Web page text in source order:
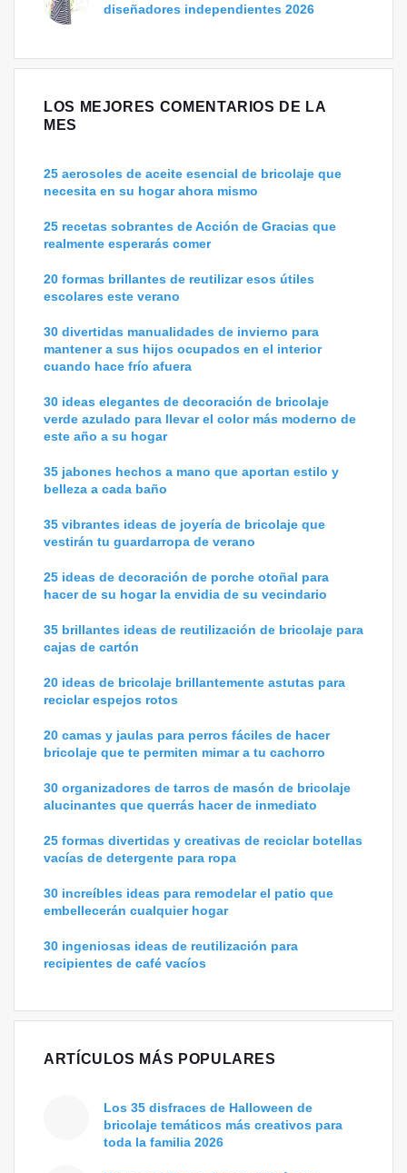
diseñadores independientes 2026
LOS MEJORES COMENTARIOS DE LA
MES
25 aerosoles de aceite esencial de bricolaje que
necesita en su hogar ahora mismo
25 recetas sobrantes de Acción de Gracias que
realmente esperarás comer
20 formas brillantes de reutilizar esos útiles
escolares este verano
30 divertidas manualidades de invierno para
mantener a sus hijos ocupados en el interior
cuando hace frío afuera
30 ideas elegantes de decoración de bricolaje
verde azulado para llevar el color más moderno de
este año a su hogar
35 jabones hechos a mano que aportan estilo y
belleza a cada baño
35 vibrantes ideas de joyería de bricolaje que
vestirán tu guardarropa de verano
25 ideas de decoración de porche otoñal para
hacer de su hogar la envidia de su vecindario
35 brillantes ideas de reutilización de bricolaje para
cajas de cartón
20 ideas de bricolaje brillantemente astutas para
reciclar espejos rotos
20 camas y jaulas para perros fáciles de hacer
bricolaje que te permiten mimar a tu cachorro
30 organizadores de tarros de masón de bricolaje
alucinantes que querrás hacer de inmediato
25 formas divertidas y creativas de reciclar botellas
vacías de detergente para ropa
30 increíbles ideas para remodelar el patio que
embellecerán cualquier hogar
30 ingeniosas ideas de reutilización para
recipientes de café vacíos
ARTÍCULOS MÁS POPULARES
Los 35 disfraces de Halloween de
bricolaje temáticos más creativos para
toda la familia 2026